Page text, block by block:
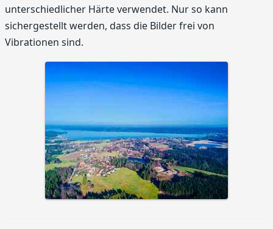
unterschiedlicher Härte verwendet. Nur so kann
sichergestellt werden, dass die Bilder frei von
Vibrationen sind.